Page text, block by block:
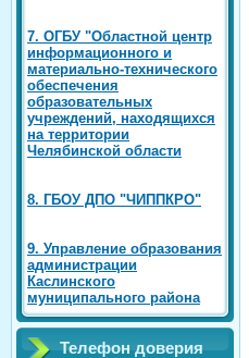
7. ОГБУ "Областной центр
информационного и
материально-технического
обеспечения
образовательных
учреждений, находящихся
на территории
Челябинской области
8. ГБОУ ДПО "ЧИППКРО"
9. Управление образования
администрации
Каслинского
муниципального района
Телефон доверия